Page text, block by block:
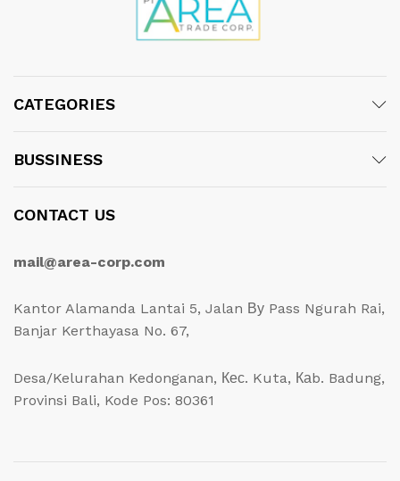
CATEGORIES
BUSSINESS
CONTACT US
mail@area-corp.com
Kantor Alamanda Lantai 5, Jalan Ву Pass Ngurah Rai,
Banjar Kerthayasa No. 67,
Desa/Kelurahan Kedonganan, Кес. Kuta, Каb. Badung,
Provinsi Bali, Kode Pos: 80361